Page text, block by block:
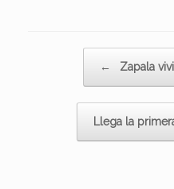
← Zapala
Llega la